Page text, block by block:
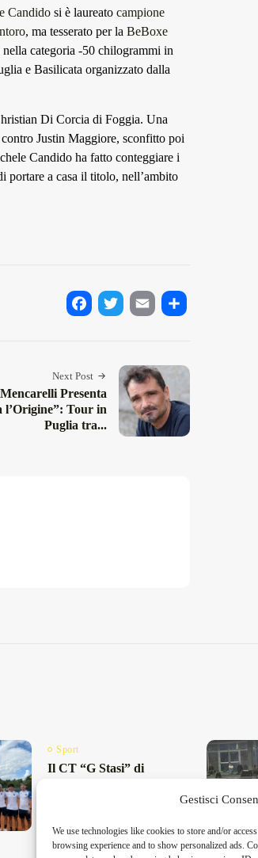
Gestisci
We use technologies like cookies to store and/or
browsing experience and to show personalized ads.
Candido si è laureato campione
, ma tesserato per la BeBoxe
nella categoria -50 chilogrammi in
e Basilicata organizzato dalla
Di Corcia di Foggia. Una
Justin Maggiore, sconfitto poi
Candido ha fatto conteggiare i
portare a casa il titolo, nell’ambito
Next Post
Presenta
l’Origine”: Tour in
Puglia tra...
Sport
Il CT “G Stasi” di